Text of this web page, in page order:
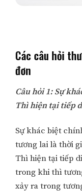
Các câu hỏi
đơn
Câu hỏi 1: Sự
Thì hiện tại tiếp
Sự khác biệt
tương lai là thời
Thì hiện tại tiếp
trong khi thì
xảy ra trong